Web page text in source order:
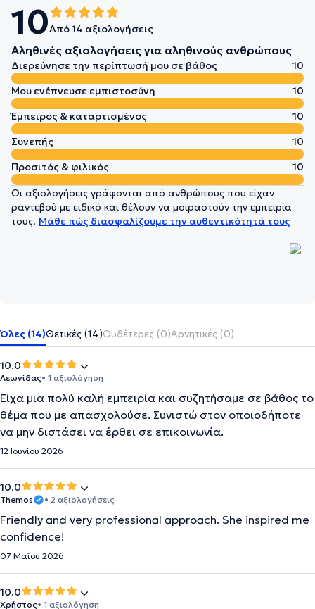
10Από 14 αξιολογήσεις
Αληθινές αξιολογήσεις για αληθινούς ανθρώπους
Διερεύνησε την περίπτωσή μου σε βάθος
10
Μου ενέπνευσε εμπιστοσύνη
10
Έμπειρος & καταρτισμένος
10
Συνεπής
10
Προσιτός & φιλικός
10
Οι αξιολογήσεις γράφονται από ανθρώπους που είχαν
ραντεβού με ειδικό και θέλουν να μοιραστούν την εμπειρία
τους. Μάθε πώς διασφαλίζουμε την αυθεντικότητά τους
Όλες (14)Θετικές (14)Ουδέτερες (0)Αρνητικές (0)
10.0
Λεωνίδας• 1 αξιολόγηση
Είχα μια πολύ καλή εμπειρία και συζητήσαμε σε βάθος το
θέμα που με απασχολούσε. Συνιστώ στον οποιοδήποτε
να μην διστάσει να έρθει σε επικοινωνία.
12 Ιουνίου 2026
10.0
Themos • 2 αξιολογήσεις
Friendly and very professional approach. She inspired me
confidence!
07 Μαΐου 2026
10.0
Χρήστος• 1 αξιολόγηση